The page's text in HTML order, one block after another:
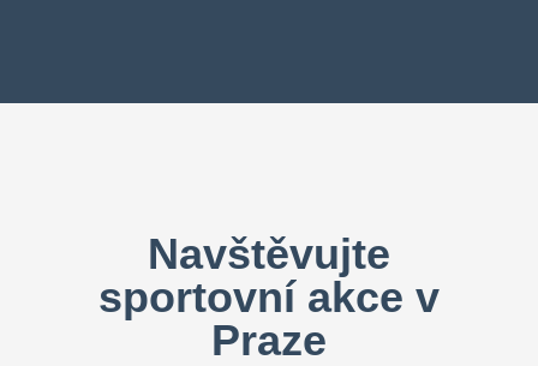
Navštěvujte
sportovní akce v
Praze